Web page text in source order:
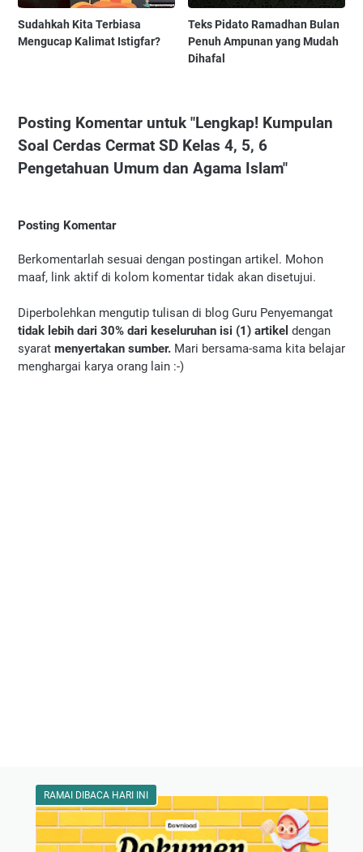
Sudahkah Kita Terbiasa
Mengucap Kalimat Istigfar?
Teks Pidato Ramadhan Bulan
Penuh Ampunan yang Mudah
Dihafal
Posting Komentar untuk "Lengkap! Kumpulan
Soal Cerdas Cermat SD Kelas 4, 5, 6
Pengetahuan Umum dan Agama Islam"
Posting Komentar
Berkomentarlah sesuai dengan postingan artikel. Mohon
maaf, link aktif di kolom komentar tidak akan disetujui.
Diperbolehkan mengutip tulisan di blog Guru Penyemangat
tidak lebih dari 30% dari keseluruhan isi (1) artikel dengan
syarat menyertakan sumber. Mari bersama-sama kita belajar
menghargai karya orang lain :-)
RAMAI DIBACA HARI INI